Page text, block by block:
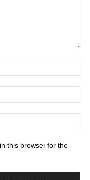
this browser for the